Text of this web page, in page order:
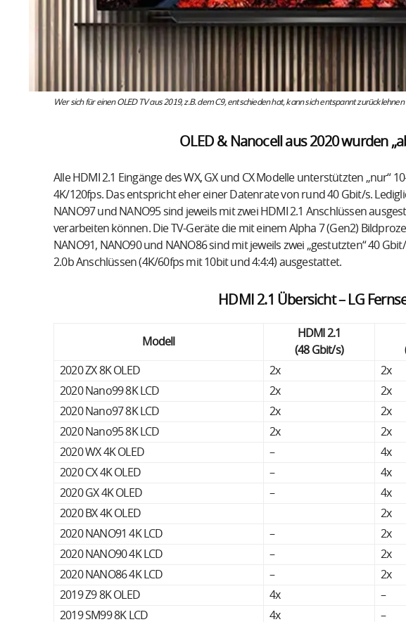
Wer sich für einen OLED TV aus 2019, z.B. dem C9, entschieden hat, kann sich entspannt zurücklehnen
OLED & Nanocell aus 2020 wurden
Alle HDMI 2.1 Eingänge des WX, GX und CX Modelle unterstützten „nur“
4K/120fps. Das entspricht eher einer Datenrate von rund 40 Gbit/s.
NANO97 und NANO95 sind jeweils mit zwei HDMI 2.1 Anschlüssen
verarbeiten können. Die TV-Geräte die mit einem Alpha 7 (Gen2)
NANO91, NANO90 und NANO86 sind mit jeweils zwei „gestutzten“ 40
2.0b Anschlüssen (4K/60fps mit 10bit und 4:4:4) ausgestattet.
HDMI 2.1 Übersicht – LG
Modell
HDMI 2.1
(48 Gbit/s)
2020 ZX 8K OLED
2x 2x
2020 Nano99 8K LCD
2x 2x
2020 Nano97 8K LCD
2x 2x
2020 Nano95 8K LCD
2x 2x
2020 WX 4K OLED
– 4x
2020 CX 4K OLED
– 4x
2020 GX 4K OLED
– 4x
2020 BX 4K OLED
2x
2020 NANO91 4K LCD
– 2x
2020 NANO90 4K LCD
– 2x
2020 NANO86 4K LCD
– 2x
2019 Z9 8K OLED
4x –
2019 SM99 8K LCD
4x –